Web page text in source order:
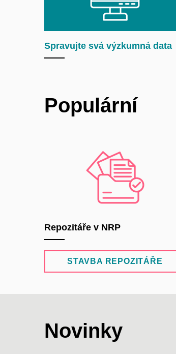
Spravujte svá výzkumná data
Populární
Repozitáře v NRP
STAVBA REPOZITÁŘE
Novinky